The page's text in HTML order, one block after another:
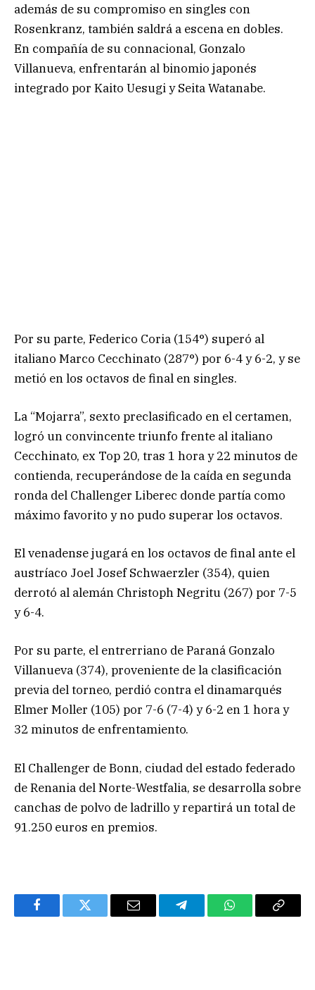
además de su compromiso en singles con
Rosenkranz, también saldrá a escena en dobles.
En compañía de su connacional, Gonzalo
Villanueva, enfrentarán al binomio japonés
integrado por Kaito Uesugi y Seita Watanabe.
Por su parte, Federico Coria (154°) superó al
italiano Marco Cecchinato (287°) por 6-4 y 6-2, y se
metió en los octavos de final en singles.
La “Mojarra”, sexto preclasificado en el certamen,
logró un convincente triunfo frente al italiano
Cecchinato, ex Top 20, tras 1 hora y 22 minutos de
contienda, recuperándose de la caída en segunda
ronda del Challenger Liberec donde partía como
máximo favorito y no pudo superar los octavos.
El venadense jugará en los octavos de final ante el
austríaco Joel Josef Schwaerzler (354), quien
derrotó al alemán Christoph Negritu (267) por 7-5
y 6-4.
Por su parte, el entrerriano de Paraná Gonzalo
Villanueva (374), proveniente de la clasificación
previa del torneo, perdió contra el dinamarqués
Elmer Moller (105) por 7-6 (7-4) y 6-2 en 1 hora y
32 minutos de enfrentamiento.
El Challenger de Bonn, ciudad del estado federado
de Renania del Norte-Westfalia, se desarrolla sobre
canchas de polvo de ladrillo y repartirá un total de
91.250 euros en premios.
FacebookTwitter Email TelegramWhatsAppCopy